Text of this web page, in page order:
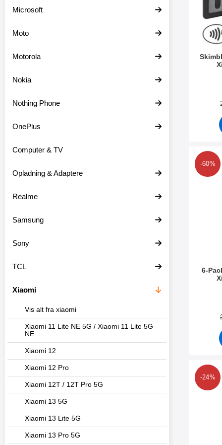
Microsoft
Moto
Motorola
Nokia
Nothing Phone
OnePlus
Computer & TV
Opladning & Adaptere
Realme
Samsung
Sony
TCL
Xiaomi
Vis alt fra xiaomi
Xiaomi 11 Lite NE 5G / Xiaomi 11 Lite 5G
NE
Xiaomi 12
Xiaomi 12 Pro
Xiaomi 12T / 12T Pro 5G
Xiaomi 13 5G
Xiaomi 13 Lite 5G
Xiaomi 13 Pro 5G
-60%
6-
Varenr
Marker 6-
-24%